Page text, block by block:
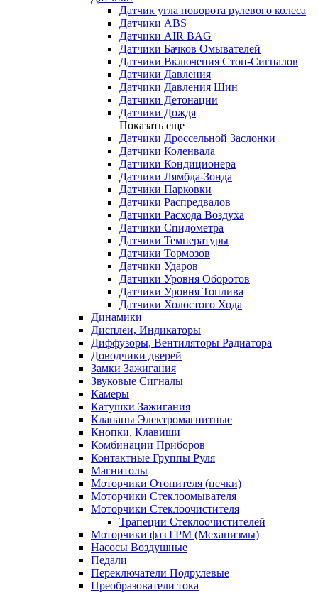
Датчик угла поворота рулевого колеса
Датчики ABS
Датчики AIR BAG
Датчики Бачков Омывателей
Датчики Включения Стоп-Сигналов
Датчики Давления
Датчики Давления Шин
Датчики Детонации
Датчики Дождя
Показать еще
Датчики Дроссельной Заслонки
Датчики Коленвала
Датчики Кондиционера
Датчики Лямбда-Зонда
Датчики Парковки
Датчики Распредвалов
Датчики Расхода Воздуха
Датчики Спидометра
Датчики Температуры
Датчики Тормозов
Датчики Ударов
Датчики Уровня Оборотов
Датчики Уровня Топлива
Датчики Холостого Хода
Динамики
Дисплеи, Индикаторы
Диффузоры, Вентиляторы Радиатора
Доводчики дверей
Замки Зажигания
Звуковые Сигналы
Камеры
Катушки Зажигания
Клапаны Электромагнитные
Кнопки, Клавиши
Комбинации Приборов
Контактные Группы Руля
Магнитолы
Моторчики Отопителя (печки)
Моторчики Стеклоомывателя
Моторчики Стеклоочистителя
Трапеции Стеклоочистителей
Моторчики фаз ГРМ (Механизмы)
Насосы Воздушные
Педали
Переключатели Подрулевые
Преобразователи тока